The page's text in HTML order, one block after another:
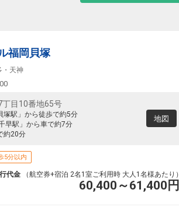
福岡貝塚
・天神
目10番地65号
塚駅」から徒歩で約5分
早駅」から車で約7分
約20分
地図
5分以内
代金 （航空券+宿泊 2名1室ご利用時 大人1名様あたり）
60,400～61,400 円